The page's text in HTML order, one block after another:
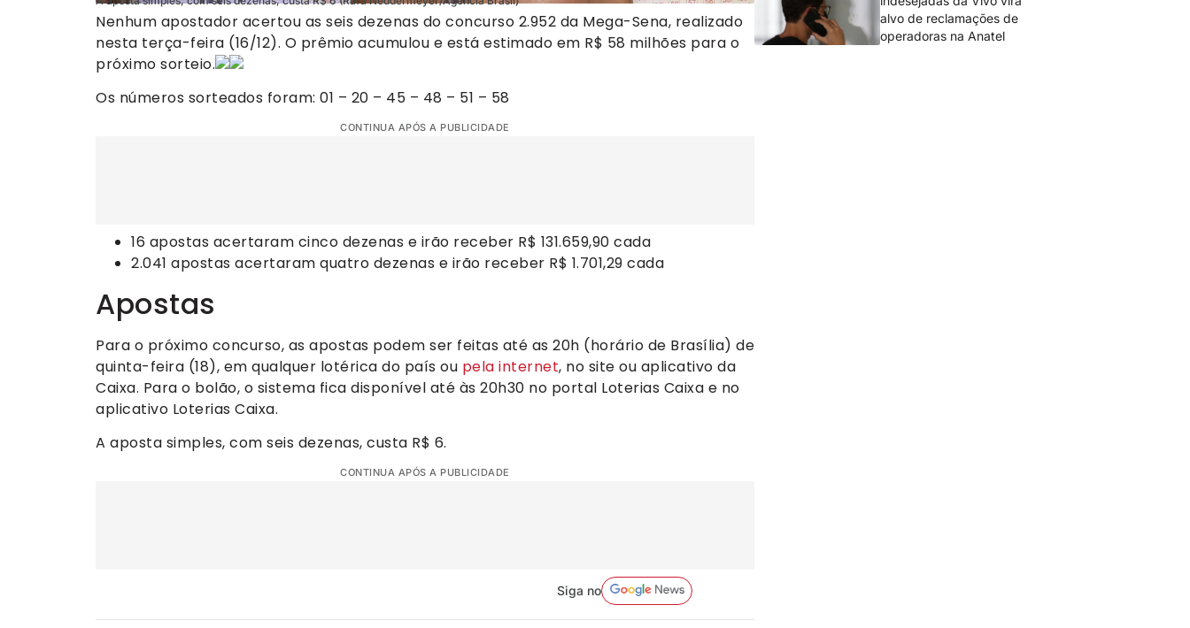
Nenhum apostador acertou as seis dezenas do concurso 2.952 da Mega-Sena, realizado
nesta terça-feira (16/12). O prêmio acumulou e está estimado em R$ 58 milhões para o
próximo sorteio.
Os números sorteados foram: 01 – 20 – 45 – 48 – 51 – 58
CONTINUA APÓS A PUBLICIDADE
16 apostas acertaram cinco dezenas e irão receber R$ 131.659,90 cada
2.041 apostas acertaram quatro dezenas e irão receber R$ 1.701,29 cada
Apostas
Para o próximo concurso, as apostas podem ser feitas até as 20h (horário de Brasília) de
quinta-feira (18), em qualquer lotérica do país ou pela internet, no site ou aplicativo da
Caixa. Para o bolão, o sistema fica disponível até às 20h30 no portal Loterias Caixa e no
aplicativo Loterias Caixa.
A aposta simples, com seis dezenas, custa R$ 6.
CONTINUA APÓS A PUBLICIDADE
Siga no
alvo de reclamações de
operadoras na Anatel